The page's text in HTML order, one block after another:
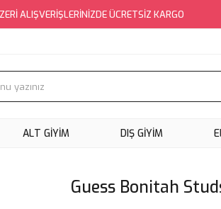
ALIŞVERİŞLERİNİZDE ÜCRETSİZ KARGO
ALT GİYİM DIŞ GİYİM
Guess Bonitah